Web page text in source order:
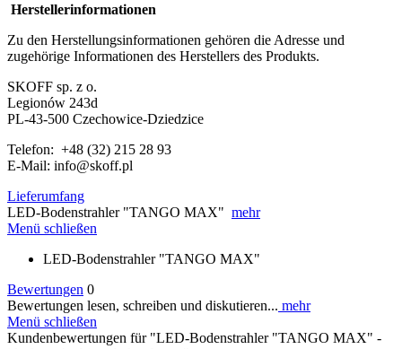
Herstellerinformationen
Zu den Herstellungsinformationen gehören die Adresse und
zugehörige Informationen des Herstellers des Produkts.
SKOFF sp. z o.
Legionów 243d
PL-43-500 Czechowice-Dziedzice
Telefon: +48 (32) 215 28 93
E-Mail: info@skoff.pl
Lieferumfang
LED-Bodenstrahler "TANGO MAX" mehr
Menü schließen
LED-Bodenstrahler "TANGO MAX"
Bewertungen 0
Bewertungen lesen, schreiben und diskutieren... mehr
Menü schließen
Kundenbewertungen für "LED-Bodenstrahler "TANGO MAX" -